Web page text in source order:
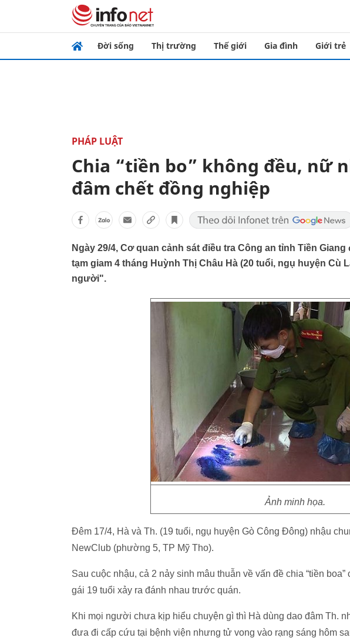
Đời sống Thị trường Thế giới Gia đình Giới trẻ
PHÁP LUẬT
Chia “tiền bo” không đều, nữ
đâm chết đồng nghiệp
Ngày 29/4, Cơ quan cảnh sát điều tra Công an tỉnh Tiền
tạm giam 4 tháng Huỳnh Thị Châu Hà (20 tuổi, ngụ huyện Cù
người".
Ảnh minh họa.
Đêm 17/4, Hà và Th. (19 tuổi, ngụ huyện Gò Công Đông) nhậu
NewClub (phường 5, TP Mỹ Tho).
Sau cuộc nhậu, cả 2 nảy sinh mâu thuẫn về vấn đề chia “tiền
gái 19 tuổi xảy ra đánh nhau trước quán.
Khi mọi người chưa kịp hiểu chuyện gì thì Hà dùng dao đâm Th.
đưa đi cấp cứu tại bệnh viện nhưng tử vong vào rạng sáng hôm